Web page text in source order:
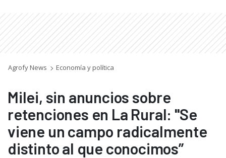
Agrofy News Economía y política
Milei, sin anuncios sobre
retenciones en La Rural: "Se
viene un campo radicalmente
distinto al que conocimos”